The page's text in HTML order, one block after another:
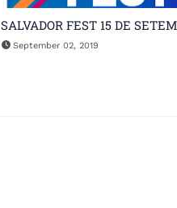
SALVADOR FEST 15 DE
September 02, 2019